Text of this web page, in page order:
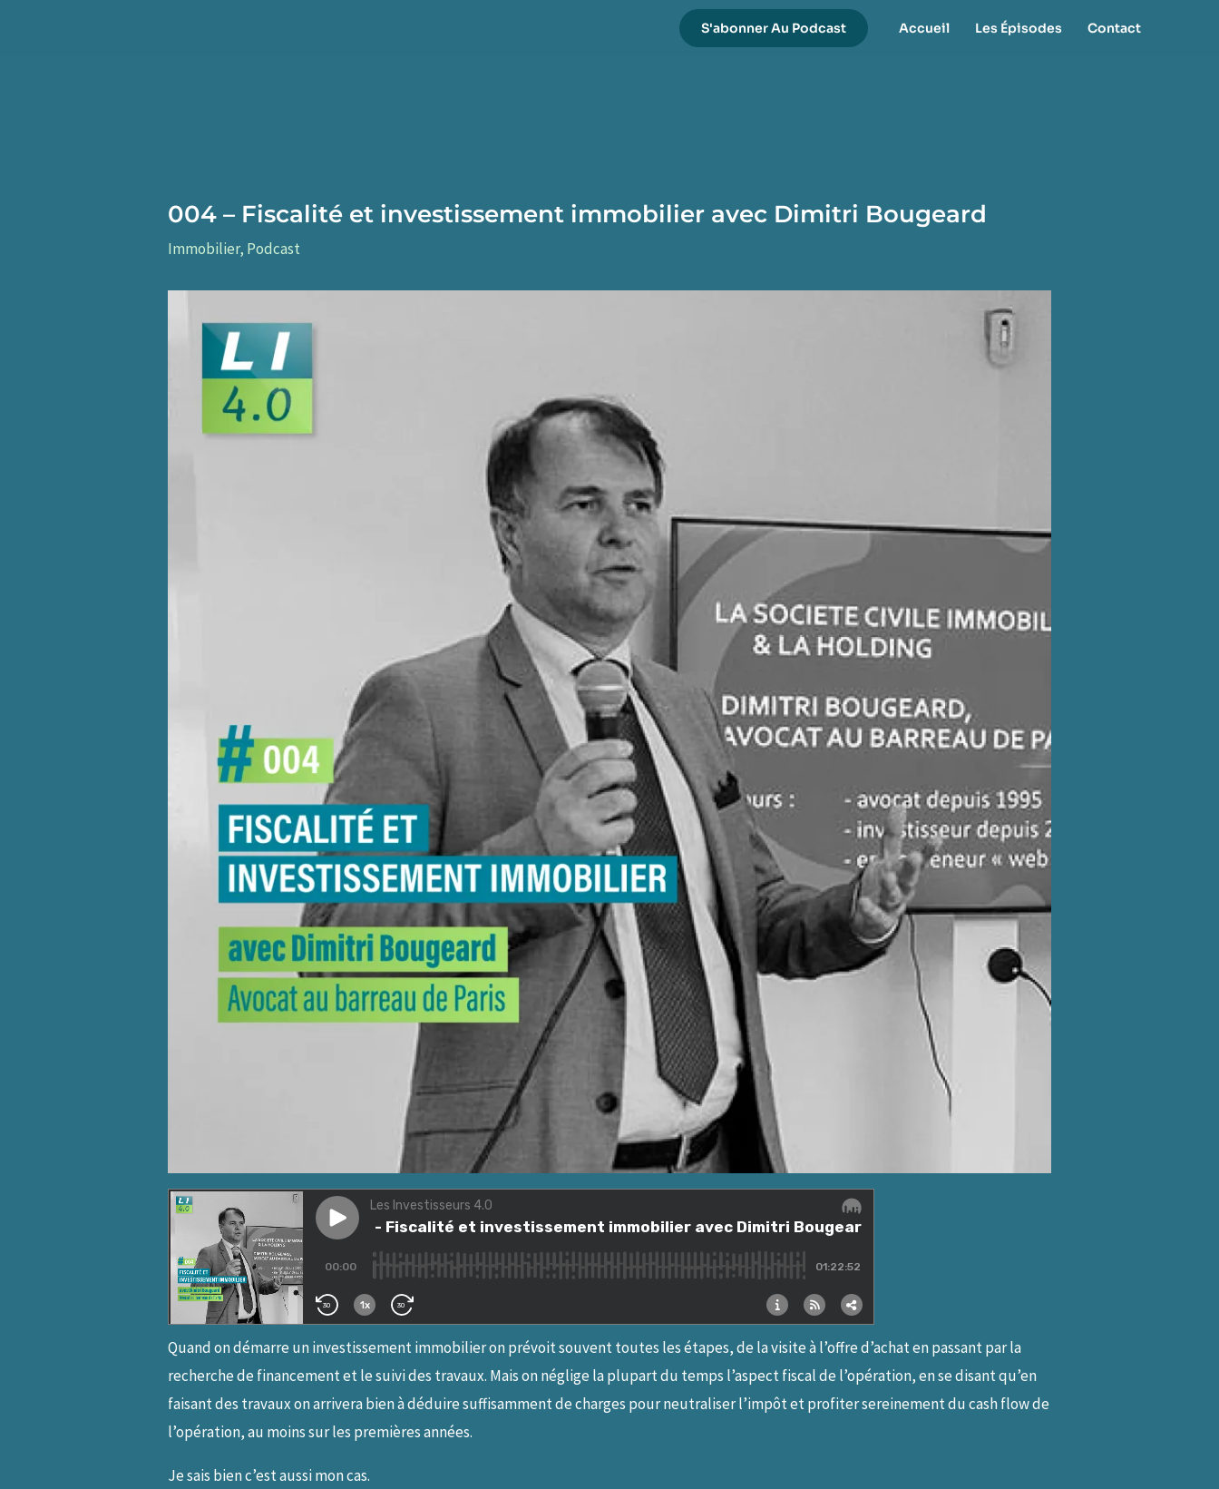
S'abonner Au Podcast Accueil Les Épisodes Contact
004 – Fiscalité et investissement immobilier avec Dimitri Bougeard
Immobilier, Podcast
Quand on démarre un investissement immobilier on prévoit souvent toutes les étapes, de la visite à l’offre d’achat en passant par la
recherche de financement et le suivi des travaux. Mais on néglige la plupart du temps l’aspect fiscal de l’opération, en se disant qu’en
faisant des travaux on arrivera bien à déduire suffisamment de charges pour neutraliser l’impôt et profiter sereinement du cash flow de
l’opération, au moins sur les premières années.
Je sais bien c’est aussi mon cas.